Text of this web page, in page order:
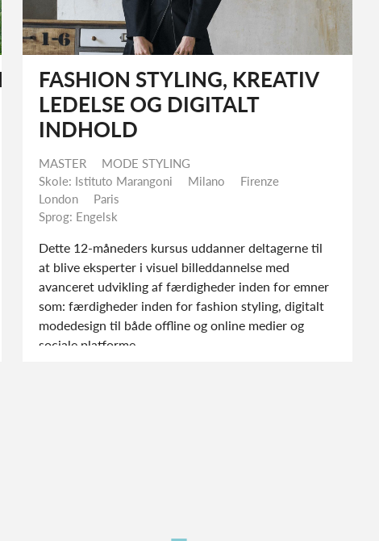
FASHION STYLING, KREATIV
LEDELSE OG DIGITALT
INDHOLD
MASTER
MODE STYLING
Skole: Istituto Marangoni
Milano
Firenze
London
Paris
Sprog: Engelsk
Dette 12-måneders kursus uddanner deltagerne til
at blive eksperter i visuel billeddannelse med
avanceret udvikling af færdigheder inden for emner
som: færdigheder inden for fashion styling, digitalt
modedesign til både offline og online medier og
sociale platforme.